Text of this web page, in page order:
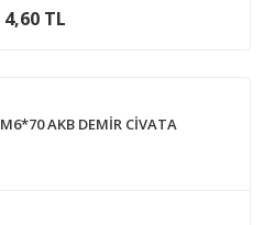
4,60 TL
M6*70 AKB DEMİR CİVATA